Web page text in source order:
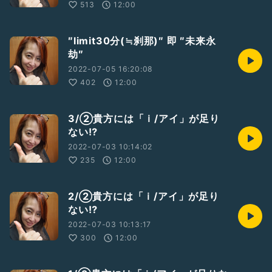
513 12:00
″limit30分(≒刹那)″ 即 ″未来永
劫″
2022-07-05 16:20:08
402
12:00
3/②貴方には「ｉ/アイ」が足り
ない⁉️
2022-07-03 10:14:02
235
12:00
2/②貴方には「ｉ/アイ」が足り
ない⁉️
2022-07-03 10:13:17
300
12:00